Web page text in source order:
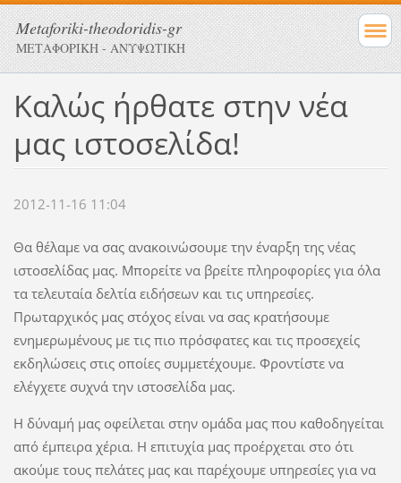
Metaforiki-theodoridis-gr
ΜΕΤΑΦΟΡΙΚΗ - ΑΝΥΨΩΤΙΚΗ
Καλώς ήρθατε στην νέα
μας ιστοσελίδα!
2012-11-16 11:04
Θα θέλαμε να σας ανακοινώσουμε την έναρξη της νέας
ιστοσελίδας μας. Μπορείτε να βρείτε πληροφορίες για όλα
τα τελευταία δελτία ειδήσεων και τις υπηρεσίες.
Πρωταρχικός μας στόχος είναι να σας κρατήσουμε
ενημερωμένους με τις πιο πρόσφατες και τις προσεχείς
εκδηλώσεις στις οποίες συμμετέχουμε. Φροντίστε να
ελέγχετε συχνά την ιστοσελίδα μας.
Η δύναμή μας οφείλεται στην ομάδα μας που καθοδηγείται
από έμπειρα χέρια. Η επιτυχία μας προέρχεται στο ότι
ακούμε τους πελάτες μας και παρέχουμε υπηρεσίες για να